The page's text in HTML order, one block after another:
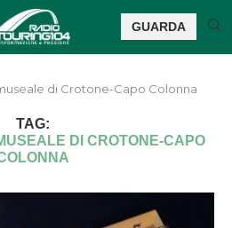
GUARDA
di Crotone-Capo Colonna
TAG:
DI CROTONE-CAPO